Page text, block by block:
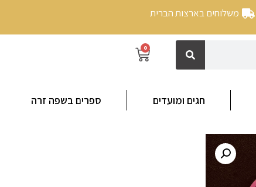
משלוחים בארצות הברית
0
חגים ומועדים ספרים בשפה זרה